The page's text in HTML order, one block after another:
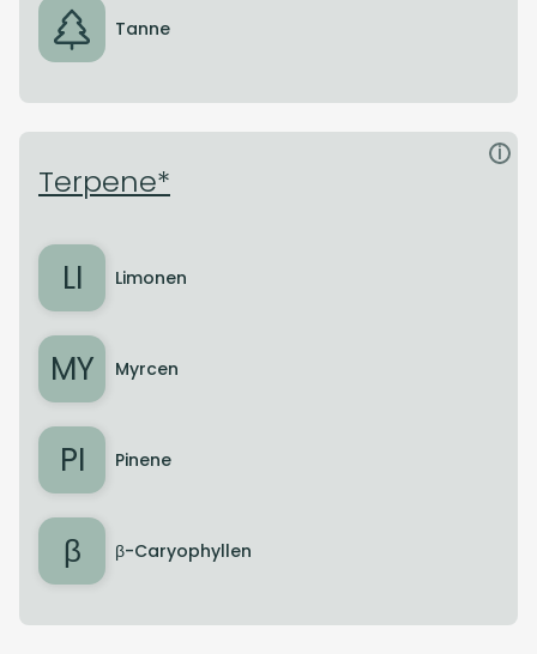
Tanne
Terpene*
i
LI Limonen
MY Myrcen
PI Pinene
β β-Caryophyllen